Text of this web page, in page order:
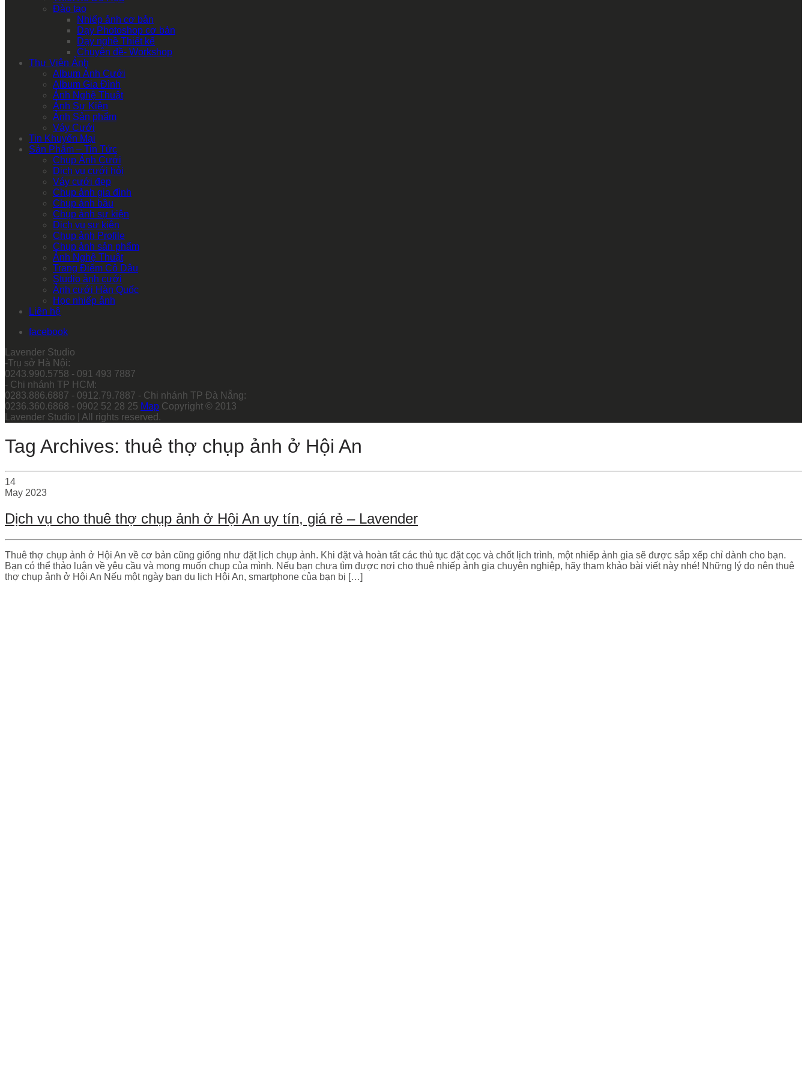
Đào tạo
Nhiếp ảnh cơ bản
Dạy Photoshop cơ bản
Dạy nghề Thiết kế
Chuyên đề- Workshop
Thư Viện Ảnh
Album Ảnh Cưới
Album Gia Đình
Ảnh Nghệ Thuật
Ảnh Sự Kiện
Ảnh Sản phẩm
Váy Cưới
Tin Khuyến Mại
Sản Phẩm – Tin Tức
Chụp Ảnh Cưới
Dịch vụ cưới hỏi
Váy cưới đẹp
Chụp ảnh gia đình
Chụp ảnh bầu
Chụp ảnh sự kiện
Dịch vụ sự kiện
Chụp ảnh Profile
Chụp ảnh sản phẩm
Ảnh Nghệ Thuật
Trang Điểm Cô Dâu
Studio ảnh cưới
Ảnh cưới Hàn Quốc
Học nhiếp ảnh
Liên hệ
facebook
Lavender Studio
-Trụ sở Hà Nội:
0243.990.5758 - 091 493 7887
- Chi nhánh TP HCM:
0283.886.6887 - 0912.79.7887 - Chi nhánh TP Đà Nẵng:
0236.360.6868 - 0902 52 28 25 Map Copyright © 2013
Lavender Studio | All rights reserved.
Tag Archives: thuê thợ chụp ảnh ở Hội An
14
May 2023
Dịch vụ cho thuê thợ chụp ảnh ở Hội An uy tín, giá rẻ – Lavender
Thuê thợ chụp ảnh ở Hội An về cơ bản cũng giống như đặt lịch chụp ảnh. Khi đặt và hoàn tất các thủ tục đặt cọc và chốt lịch trình, một nhiếp ảnh gia sẽ được sắp xếp chỉ dành cho bạn.
Bạn có thể thảo luận về yêu cầu và mong muốn chụp của mình. Nếu bạn chưa tìm được nơi cho thuê nhiếp ảnh gia chuyên nghiệp, hãy tham khảo bài viết này nhé! Những lý do nên thuê
thợ chụp ảnh ở Hội An Nếu một ngày bạn du lịch Hội An, smartphone của bạn bị […]